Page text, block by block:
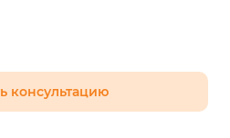
консультацию